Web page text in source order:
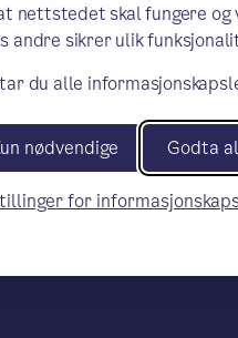
nettstedet skal fungere
andre sikrer ulik
du alle
nødvendige Godta
for